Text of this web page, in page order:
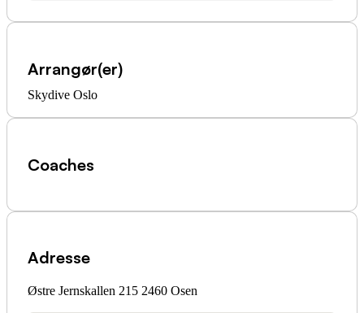
Arrangør(er)
Skydive Oslo
Coaches
Adresse
Østre Jernskallen 215 2460 Osen